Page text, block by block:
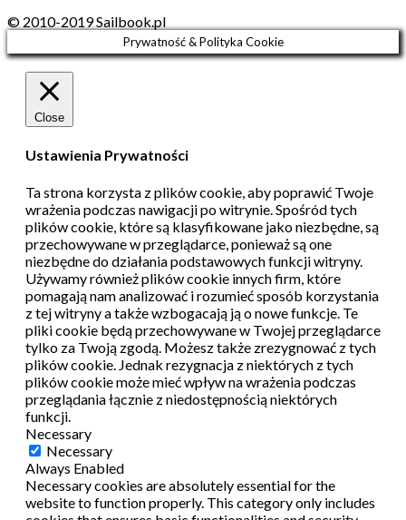
© 2010-2019 Sailbook.pl
Prywatność & Polityka Cookie
Close
Ustawienia Prywatności
Ta strona korzysta z plików cookie, aby poprawić Twoje
wrażenia podczas nawigacji po witrynie. Spośród tych
plików cookie, które są klasyfikowane jako niezbędne, są
przechowywane w przeglądarce, ponieważ są one
niezbędne do działania podstawowych funkcji witryny.
Używamy również plików cookie innych firm, które
pomagają nam analizować i rozumieć sposób korzystania
z tej witryny a także wzbogacają ją o nowe funkcje. Te
pliki cookie będą przechowywane w Twojej przeglądarce
tylko za Twoją zgodą. Możesz także zrezygnować z tych
plików cookie. Jednak rezygnacja z niektórych z tych
plików cookie może mieć wpływ na wrażenia podczas
przeglądania łącznie z niedostępnością niektórych
funkcji.
Necessary
Necessary
Always Enabled
Necessary cookies are absolutely essential for the
website to function properly. This category only includes